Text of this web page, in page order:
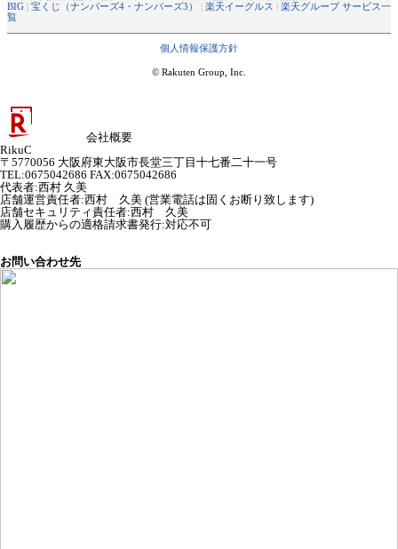
BIG | 宝くじ（ナンバーズ4・ナンバーズ3） | 楽天イーグルス | 楽天グループ サービス一
覧
個人情報保護方針
© Rakuten Group, Inc.
会社概要
RikuC
〒5770056 大阪府東大阪市長堂三丁目十七番二十一号
TEL:0675042686 FAX:0675042686
代表者:西村 久美
店舗運営責任者:西村 久美 (営業電話は固くお断り致します)
店舗セキュリティ責任者:西村 久美
購入履歴からの適格請求書発行:対応不可
お問い合わせ先